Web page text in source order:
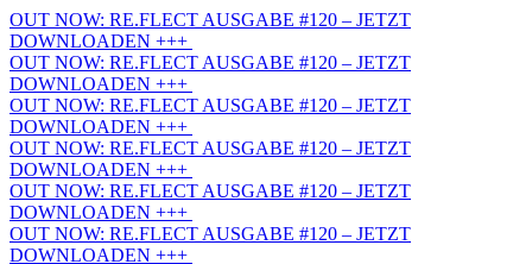
OUT NOW: RE.FLECT AUSGABE #120 – JETZT
DOWNLOADEN +++
OUT NOW: RE.FLECT AUSGABE #120 – JETZT
DOWNLOADEN +++
OUT NOW: RE.FLECT AUSGABE #120 – JETZT
DOWNLOADEN +++
OUT NOW: RE.FLECT AUSGABE #120 – JETZT
DOWNLOADEN +++
OUT NOW: RE.FLECT AUSGABE #120 – JETZT
DOWNLOADEN +++
OUT NOW: RE.FLECT AUSGABE #120 – JETZT
DOWNLOADEN +++